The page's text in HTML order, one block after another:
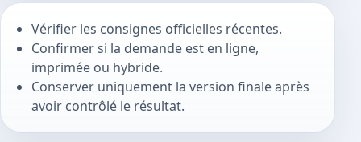
Vérifier les consignes officielles récentes.
Confirmer si la demande est en ligne,
imprimée ou hybride.
Conserver uniquement la version finale après
avoir contrôlé le résultat.